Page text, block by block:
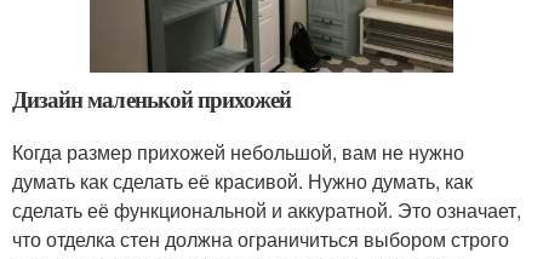
Дизайн маленькой прихожей
Когда размер прихожей небольшой, вам не нужно
думать как сделать её красивой. Нужно думать, как
сделать её функциональной и аккуратной. Это означает,
что отделка стен должна ограничиться выбором строго